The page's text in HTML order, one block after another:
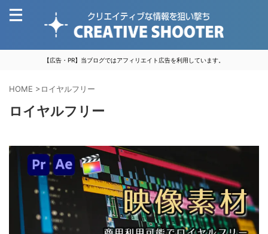
【広告・PR】当ブログではアフィリエイト広告を利用しています。
HOME >ロイヤルフリー
ロイヤルフリー